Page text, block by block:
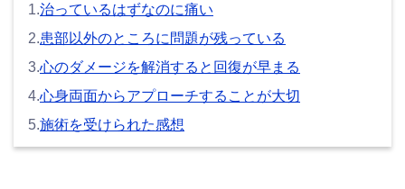
1.治っているはずなのに痛い
2.患部以外のところに問題が残っている
3.心のダメージを解消すると回復が早まる
4.心身両面からアプローチすることが大切
5.施術を受けられた感想